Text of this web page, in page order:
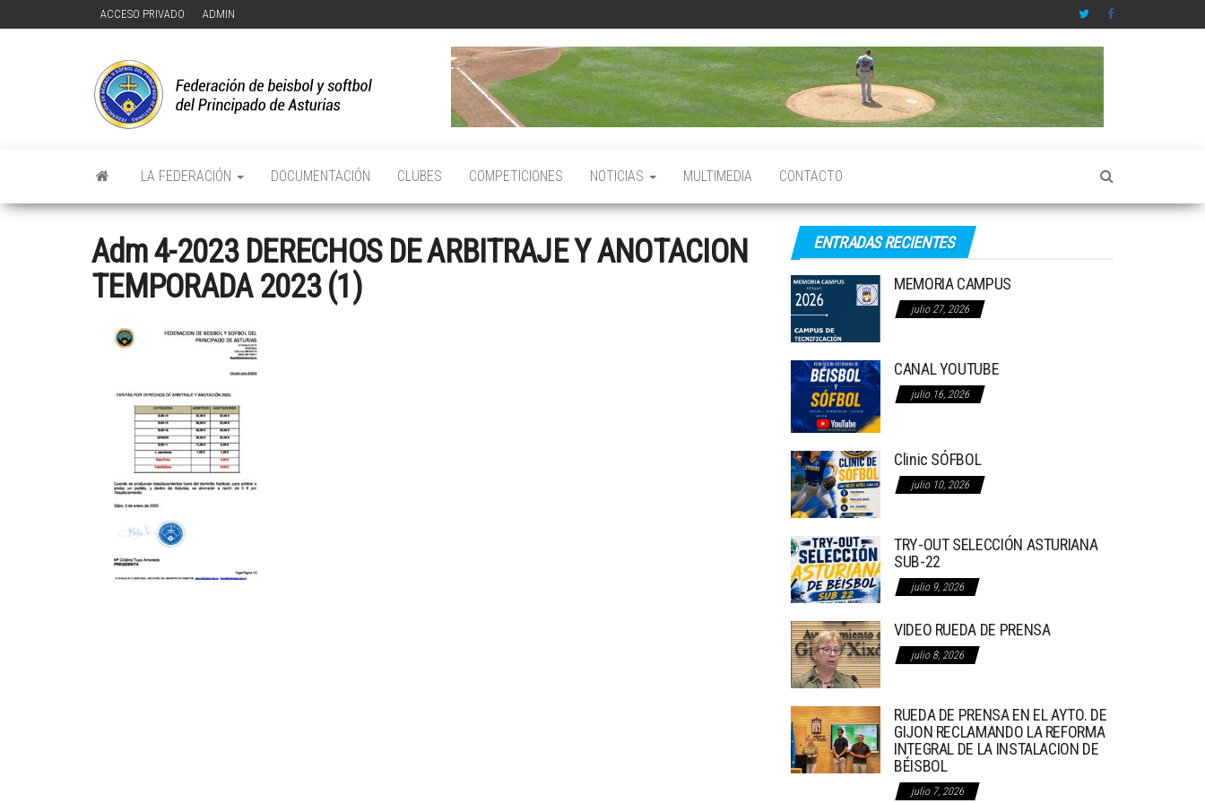
al
ACCESO PRIVADO ADMIN
FEDERACIÓN
DE BEISBOL
DEL
PRINCIPADO
DE
ASTURIAS
FEDERACIÓN
DE BEISBOL
Y SÓFBOL
DE
ASTURIAS
LA FEDERACIÓN DOCUMENTACIÓN CLUBES COMPETICIONES NOTICIAS MULTIMEDIA CONTACTO
Adm 4-2023 DERECHOS DE ARBITRAJE Y ANOTACION
TEMPORADA 2023 (1)
ENTRADAS RECIENTES
MEMORIA CAMPUS
julio 27, 2026
CANAL YOUTUBE
julio 16, 2026
Clinic SÓFBOL
julio 10, 2026
TRY-OUT SELECCIÓN ASTURIANA
SUB-22
julio 9, 2026
VIDEO RUEDA DE PRENSA
julio 8, 2026
RUEDA DE PRENSA EN EL AYTO. DE
GIJON RECLAMANDO LA REFORMA
INTEGRAL DE LA INSTALACION DE
BÉISBOL
julio 7, 2026